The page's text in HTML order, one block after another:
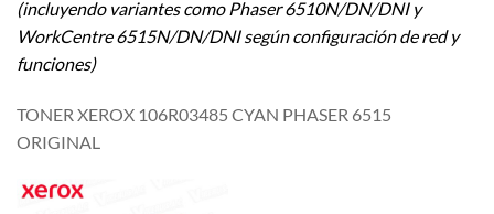
(incluyendo variantes como Phaser 6510N/DN/DNI y
WorkCentre 6515N/DN/DNI según configuración de red y
funciones)
TONER XEROX 106R03485 CYAN PHASER 6515
ORIGINAL